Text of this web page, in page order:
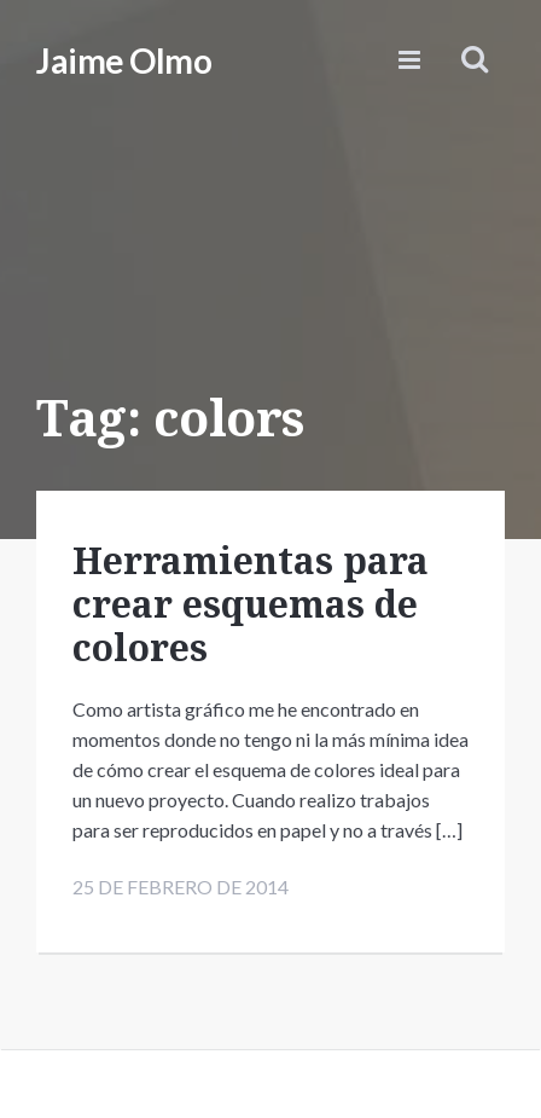
Jaime Olmo
Tag: colors
Herramientas para
crear esquemas de
colores
Como artista gráfico me he encontrado en
momentos donde no tengo ni la más mínima idea
de cómo crear el esquema de colores ideal para
un nuevo proyecto. Cuando realizo trabajos
para ser reproducidos en papel y no a través […]
25 DE FEBRERO DE 2014